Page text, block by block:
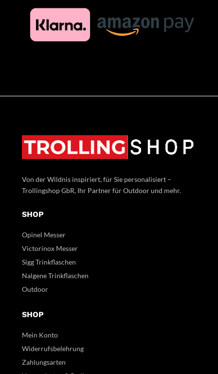
Von der Wildnis inspiriert, für Sie personalisiert –
Trollingshop GbR, Ihr Partner für Outdoor und mehr.
SHOP
Opinel Messer
Victorinox Messer
Sigg Trinkflaschen
Nalgene Trinkflaschen
Outdoor
SHOP
Mein Konto
Widerrufsbelehrung
Zahlungsarten